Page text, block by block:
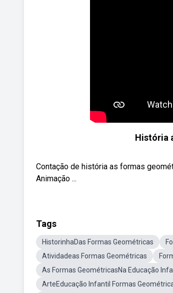
História
Contação de história as formas
Animação ...
Tags
HistorinhaDas Formas Geométricas
Atividadeas Formas Geométricas
As Formas GeométricasNa Educação
ArteEducação Infantil Formas